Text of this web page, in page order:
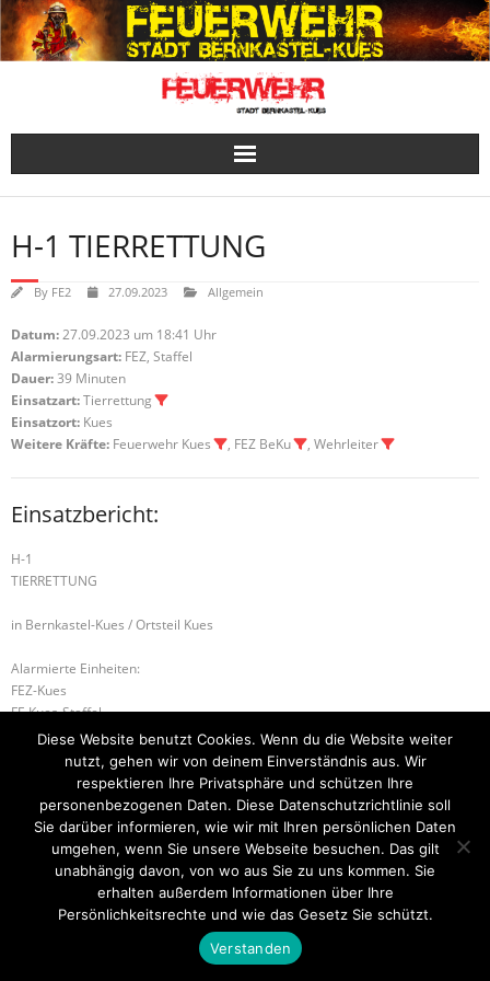
Skip
to
content
H-1 TIERRETTUNG
By FE2 27.09.2023 Allgemein
Datum:27.09.2023 um 18:41 Uhr
Alarmierungsart: FEZ, Staffel
Dauer:39 Minuten
Einsatzart:Tierrettung
Einsatzort: Kues
Weitere Kräfte: Feuerwehr Kues , FEZ BeKu , Wehrleiter
Einsatzbericht:
H-1
TIERRETTUNG
in Bernkastel-Kues / Ortsteil Kues
Alarmierte Einheiten:
FEZ-Kues
FF-Kues-Staffel
BeKu WL
H-2 TÜR ÖFFNEN DRINGEND S-1 SONDERLAGE
Startseite Einsätze Mitglied werden Über uns
Bilder
Kontakt
Theme byThink Up Themes Ltd. Powered byWordPress.
Diese Website benutzt Cookies. Wenn du die Website weiter
nutzt, gehen wir von deinem Einverständnis aus. Wir
respektieren Ihre Privatsphäre und schützen Ihre
personenbezogenen Daten. Diese Datenschutzrichtlinie soll
Sie darüber informieren, wie wir mit Ihren persönlichen Daten
umgehen, wenn Sie unsere Webseite besuchen. Das gilt
unabhängig davon, von wo aus Sie zu uns kommen. Sie
erhalten außerdem Informationen über Ihre
Persönlichkeitsrechte und wie das Gesetz Sie schützt.
Verstanden